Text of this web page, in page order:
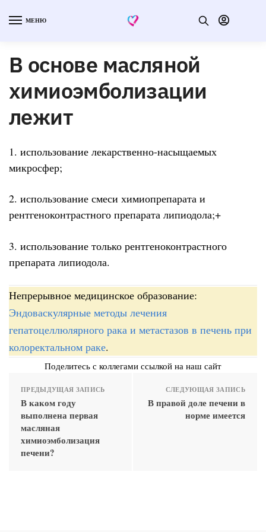
МЕНЮ
В основе масляной
химиоэмболизации
лежит
1. использование лекарственно-насыщаемых
микросфер;
2. использование смеси химиопрепарата и
рентгеноконтрастного препарата липиодола;+
3. использование только рентгеноконтрастного
препарата липиодола.
Непрерывное медицинское образование:
Эндоваскулярные методы лечения
гепатоцеллюлярного рака и метастазов в печень при
колоректальном раке.
Поделитесь с коллегами ссылкой на наш сайт
ПРЕДЫДУЩАЯ ЗАПИСЬ
В каком году
выполнена первая
масляная
химиоэмболизация
печени?
СЛЕДУЮЩАЯ ЗАПИСЬ
В правой доле печени в
норме имеется